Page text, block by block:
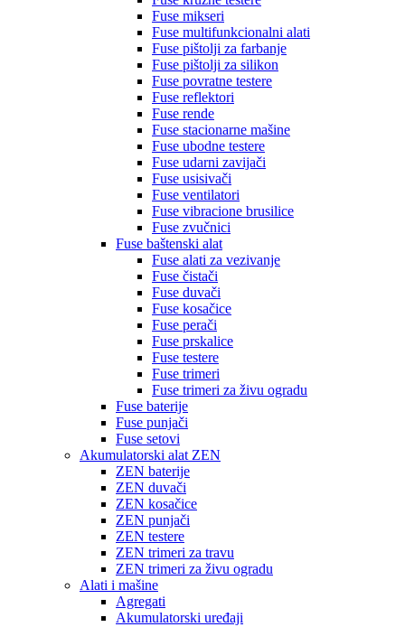
Fuse mikseri
Fuse multifunkcionalni alati
Fuse pištolji za farbanje
Fuse pištolji za silikon
Fuse povratne testere
Fuse reflektori
Fuse rende
Fuse stacionarne mašine
Fuse ubodne testere
Fuse udarni zavijači
Fuse usisivači
Fuse ventilatori
Fuse vibracione brusilice
Fuse zvučnici
Fuse baštenski alat
Fuse alati za vezivanje
Fuse čistači
Fuse duvači
Fuse kosačice
Fuse perači
Fuse prskalice
Fuse testere
Fuse trimeri
Fuse trimeri za živu ogradu
Fuse baterije
Fuse punjači
Fuse setovi
Akumulatorski alat ZEN
ZEN baterije
ZEN duvači
ZEN kosačice
ZEN punjači
ZEN testere
ZEN trimeri za travu
ZEN trimeri za živu ogradu
Alati i mašine
Agregati
Akumulatorski uređaji